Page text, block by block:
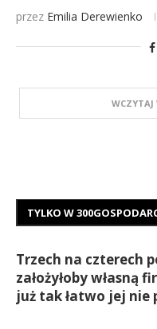
przez Emilia Derewienko
WCZYTAJ
TYLKO W
Trzech na czterech
założyłoby własną
już tak łatwo jej nie